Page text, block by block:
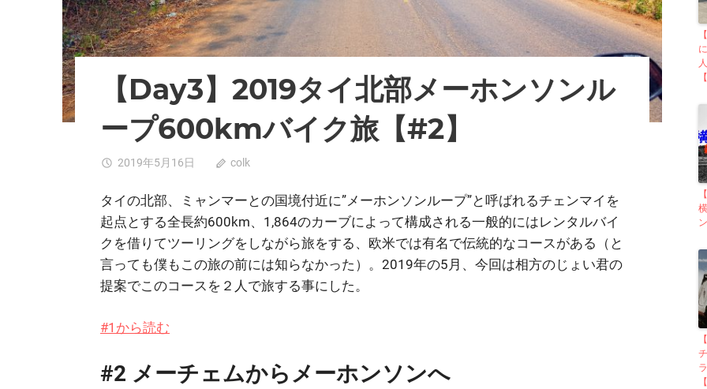
【Day3】2019タイ北部メーホンソンル
ープ600kmバイク旅【#2】
2019年5月16日 colk
タイの北部、ミャンマーとの国境付近に”メーホンソンループ”と呼ばれるチェンマイを
起点とする全長約600km、1,864のカーブによって構成される一般的にはレンタルバイ
クを借りてツーリングをしながら旅をする、欧米では有名で伝統的なコースがある（と
言っても僕もこの旅の前には知らなかった）。2019年の5月、今回は相方のじょい君の
提案でこのコースを２人で旅する事にした。
#1から読む
#2 メーチェムからメーホンソンへ